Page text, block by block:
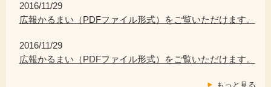
2016/11/29
広報かるまい（PDFファイル形式）をご覧いただけます。
2016/11/29
広報かるまい（PDFファイル形式）をご覧いただけます。
もっと見る